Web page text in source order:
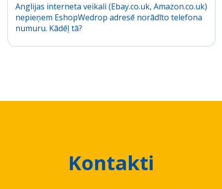
Anglijas interneta veikali (Ebay.co.uk, Amazon.co.uk)
nepieņem EshopWedrop adresē norādīto telefona
numuru. Kādēļ tā?
Kontakti